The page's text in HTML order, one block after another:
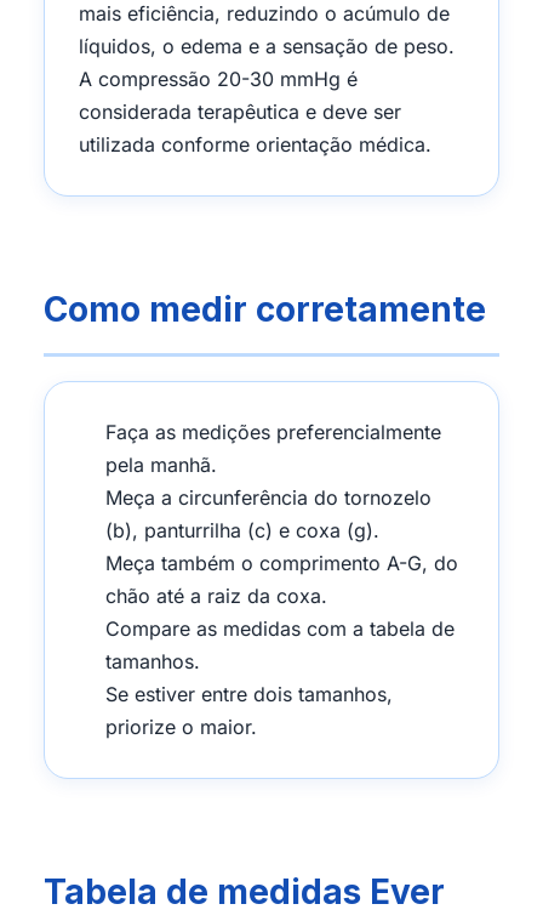
mais eficiência, reduzindo o acúmulo de
líquidos, o edema e a sensação de peso.
A compressão 20-30 mmHg é
considerada terapêutica e deve ser
utilizada conforme orientação médica.
Como medir corretamente
Faça as medições preferencialmente
pela manhã.
Meça a circunferência do tornozelo
(b), panturrilha (c) e coxa (g).
Meça também o comprimento A-G, do
chão até a raiz da coxa.
Compare as medidas com a tabela de
tamanhos.
Se estiver entre dois tamanhos,
priorize o maior.
Tabela de medidas Ever